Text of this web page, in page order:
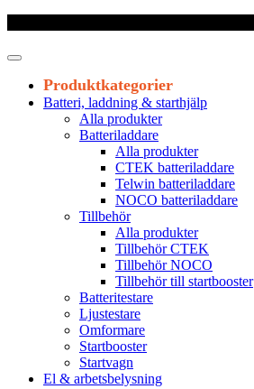
Produktkategorier
Batteri, laddning & starthjälp
Alla produkter
Batteriladdare
Alla produkter
CTEK batteriladdare
Telwin batteriladdare
NOCO batteriladdare
Tillbehör
Alla produkter
Tillbehör CTEK
Tillbehör NOCO
Tillbehör till startbooster
Batteritestare
Ljustestare
Omformare
Startbooster
Startvagn
El & arbetsbelysning